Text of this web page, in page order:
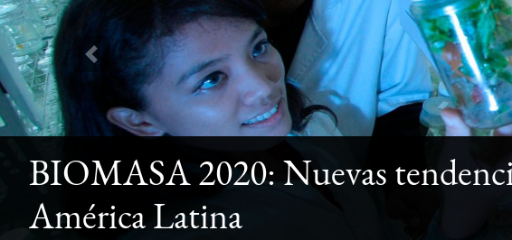
Previous
BIOMASA 2020: Nuevas
América Latina